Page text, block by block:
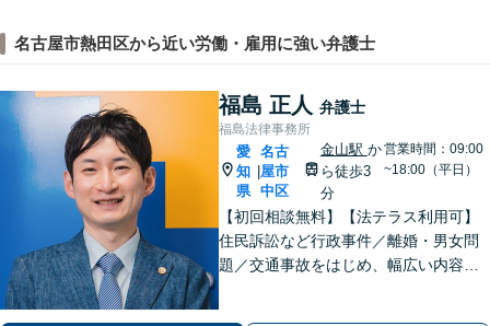
名古屋市熱田区から近い労働・雇用に強い弁護士
福島 正人 弁護士
福島法律事務所
愛
知
県
名古
屋市
中区
金山駅 か
ら徒歩3
分
営業時間：09:00
~18:00（平日）
【初回相談無料】【法テラス利用可】
住民訴訟など行政事件／離婚・男女問
題／交通事故をはじめ、幅広い内容の